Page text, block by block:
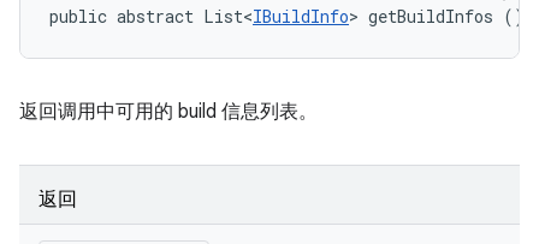
public abstract List<IBuildInfo> getBuildInfos ()
返回调用中可用的 build 信息列表。
返回